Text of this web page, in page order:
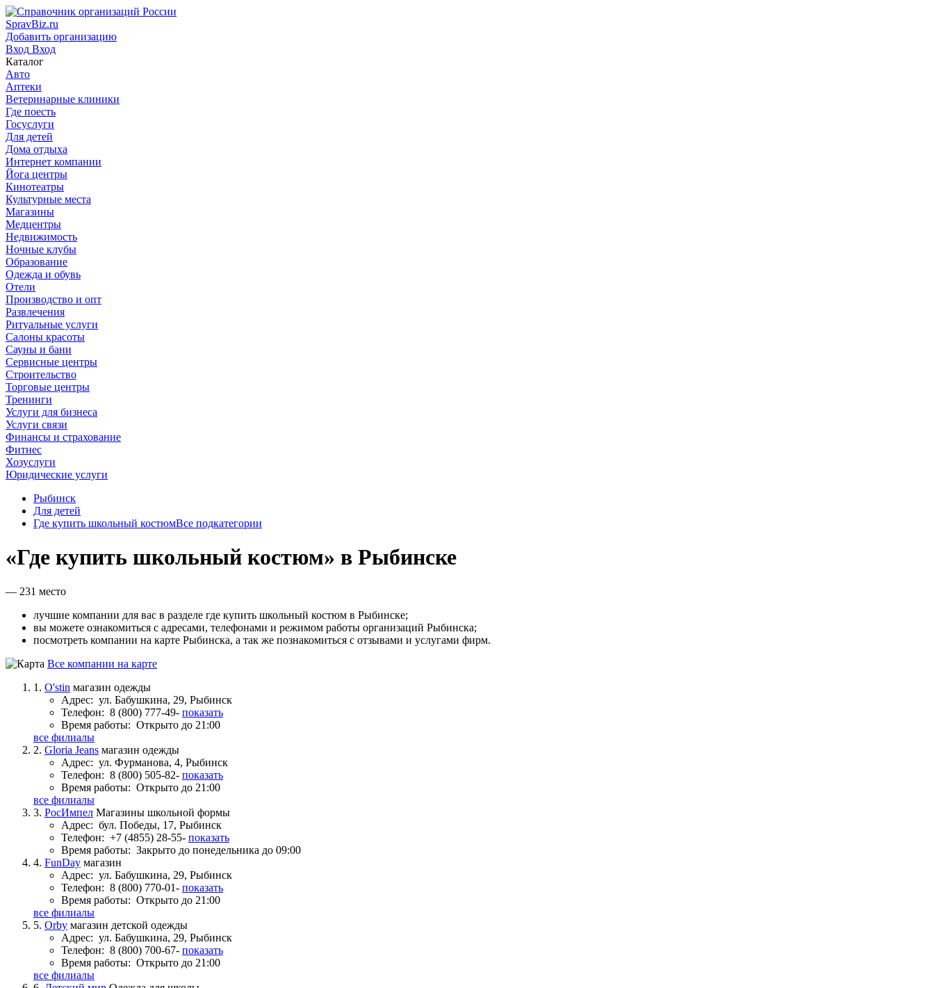
SpravBiz.ru
Добавить организацию
Вход Вход
Каталог
Авто
Аптеки
Ветеринарные клиники
Где поесть
Госуслуги
Для детей
Дома отдыха
Интернет компании
Йога центры
Кинотеатры
Культурные места
Магазины
Медцентры
Недвижимость
Ночные клубы
Образование
Одежда и обувь
Отели
Производство и опт
Развлечения
Ритуальные услуги
Салоны красоты
Сауны и бани
Сервисные центры
Строительство
Торговые центры
Тренинги
Услуги для бизнеса
Услуги связи
Финансы и страхование
Фитнес
Хозуслуги
Юридические услуги
Рыбинск
Для детей
Где купить школьный костюмВсе подкатегории
«Где купить школьный костюм» в Рыбинске
— 231 место
лучшие компании для вас в разделе где купить школьный костюм в Рыбинске;
вы можете ознакомиться с адресами, телефонами и режимом работы организаций Рыбинска;
посмотреть компании на карте Рыбинска, а так же познакомиться с отзывами и услугами фирм.
Все компании на карте
1. O'stin магазин одежды
Адрес: ул. Бабушкина, 29, Рыбинск
Телефон: 8 (800) 777-49- показать
Время работы: Открыто до 21:00
все филиалы
2. Gloria Jeans магазин одежды
Адрес: ул. Фурманова, 4, Рыбинск
Телефон: 8 (800) 505-82- показать
Время работы: Открыто до 21:00
все филиалы
3. РосИмпел Магазины школьной формы
Адрес: бул. Победы, 17, Рыбинск
Телефон: +7 (4855) 28-55- показать
Время работы: Закрыто до понедельника до 09:00
4. FunDay магазин
Адрес: ул. Бабушкина, 29, Рыбинск
Телефон: 8 (800) 770-01- показать
Время работы: Открыто до 21:00
все филиалы
5. Orby магазин детской одежды
Адрес: ул. Бабушкина, 29, Рыбинск
Телефон: 8 (800) 700-67- показать
Время работы: Открыто до 21:00
все филиалы